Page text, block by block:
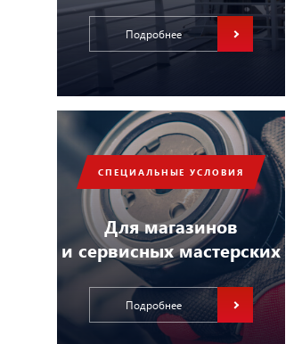
Подробнее
СПЕЦИАЛЬНЫЕ УСЛОВИЯ
Для магазинов
и сервисных мастерских
Подробнее